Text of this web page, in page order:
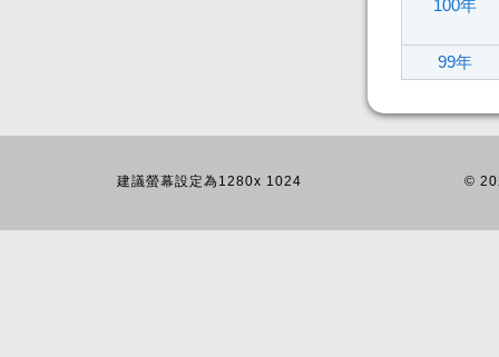
100年
99年
建議螢幕設定為1280x 1024 ©